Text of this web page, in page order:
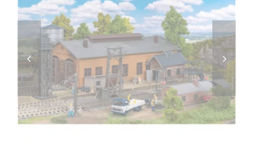
GESCHENKIDEEN
KONTAKT
MEIN KONTO